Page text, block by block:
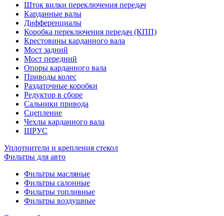
Шток вилки переключения передач
Карданные валы
Дифференциалы
Коробка переключения передач (КПП)
Крестовины карданного вала
Мост задний
Мост передний
Опоры карданного вала
Приводы колес
Раздаточные коробки
Редуктор в сборе
Сальники привода
Сцепление
Чехлы карданного вала
ШРУС
Уплотнители и крепления стекол
Фильтры для авто
Фильтры масляные
Фильтры салонные
Фильтры топливные
Фильтры воздушные